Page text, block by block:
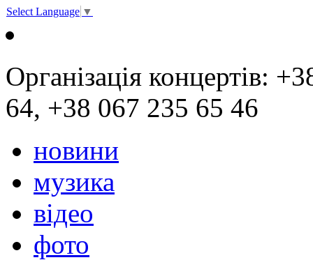
Select Language ▼
Організація концертів:
64, +38 067 235 65 46
новини
музика
відео
фото